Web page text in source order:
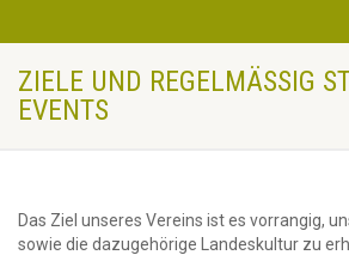
ZIELE UND REGELMÄSSIG
VENTS
Das Ziel unseres Vereins ist es vorrangig,
sowie die dazugehörige Landeskultur zu